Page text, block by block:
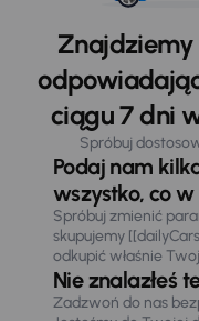
Znajdziemy
ciągu 7 dni
Spróbuj
Podaj nam
wszystko, co w
Spróbuj zmienić
skupujemy
odkupić właśnie
Nie znalazłeś
Zadzwoń do nas